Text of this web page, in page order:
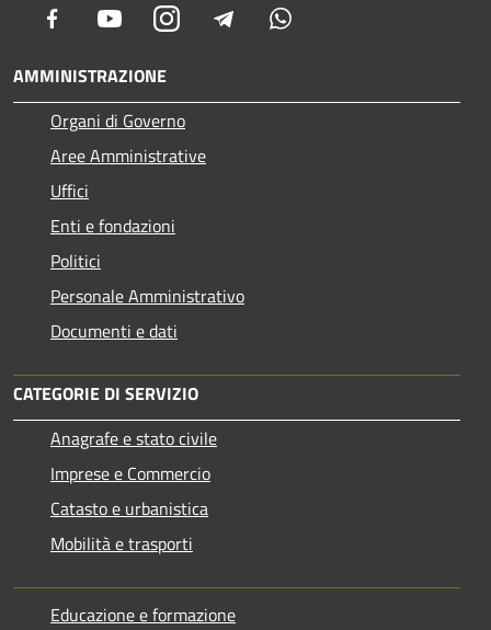
Facebook YoutubeInstagram Telegram
AMMINISTRAZIONE
Organi di Governo
Aree Amministrative
Uffici
Enti e fondazioni
Politici
Personale Amministrativo
Documenti e dati
CATEGORIE DI SERVIZIO
Anagrafe e stato civile
Imprese e Commercio
Catasto e urbanistica
Mobilità e trasporti
Educazione e formazione